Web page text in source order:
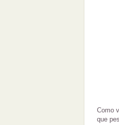
Como
que